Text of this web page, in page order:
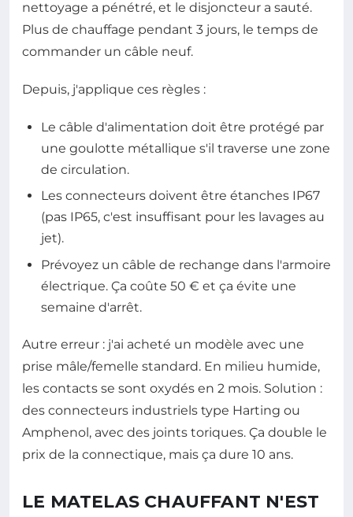
nettoyage a pénétré, et le disjoncteur a sauté.
Plus de chauffage pendant 3 jours, le temps de
commander un câble neuf.
Depuis, j'applique ces règles :
Le câble d'alimentation doit être protégé par
une goulotte métallique s'il traverse une zone
de circulation.
Les connecteurs doivent être étanches IP67
(pas IP65, c'est insuffisant pour les lavages au
jet).
Prévoyez un câble de rechange dans l'armoire
électrique. Ça coûte 50 € et ça évite une
semaine d'arrêt.
Autre erreur : j'ai acheté un modèle avec une
prise mâle/femelle standard. En milieu humide,
les contacts se sont oxydés en 2 mois. Solution :
des connecteurs industriels type Harting ou
Amphenol, avec des joints toriques. Ça double le
prix de la connectique, mais ça dure 10 ans.
LE MATELAS CHAUFFANT N'EST